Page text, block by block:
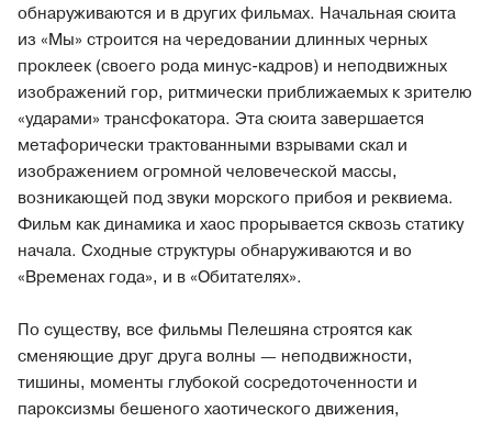
обнаруживаются и в других фильмах. Начальная сюита
из «Мы» строится на чередовании длинных черных
проклеек (своего рода минус-кадров) и неподвижных
изображений гор, ритмически приближаемых к зрителю
«ударами» трансфокатора. Эта сюита завершается
метафорически трактованными взрывами скал и
изображением огромной человеческой массы,
возникающей под звуки морского прибоя и реквиема.
Фильм как динамика и хаос прорывается сквозь статику
начала. Сходные структуры обнаруживаются и во
«Временах года», и в «Обитателях».
По существу, все фильмы Пелешяна строятся как
сменяющие друг друга волны — неподвижности,
тишины, моменты глубокой сосредоточенности и
пароксизмы бешеного хаотического движения,